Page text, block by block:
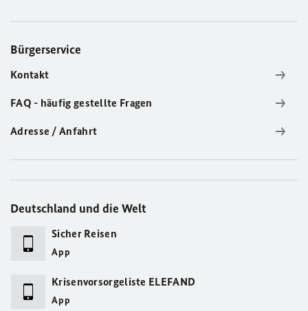
Bürgerservice
Kontakt
FAQ - häufig gestellte Fragen
Adresse / Anfahrt
Deutschland und die Welt
Sicher Reisen
App
Krisenvorsorgeliste ELEFAND
App